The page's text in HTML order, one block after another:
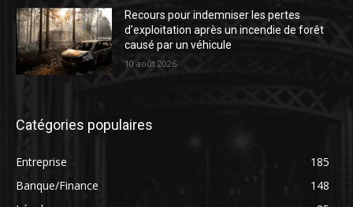
Recours pour indemniser les pertes
d’exploitation après un incendie de forêt
causé par un véhicule
10 août 2026
Catégories populaires
Entreprise
185
Banque/Finance
148